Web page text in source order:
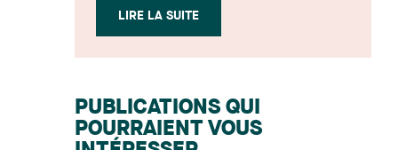
fruit d'un processus de sélection
d'une évaluation par un jury
indépendant composé de praticiens
LIRE LA SUITE
PUBLICATIONS QUI
POURRAIENT VOUS